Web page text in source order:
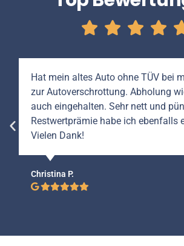
Hat mein altes Auto ohne TÜV bei
zur Autoverschrottung. Abholung
auch eingehalten. Sehr nett und
Restwertprämie habe ich ebenfalls
Vielen Dank!
Christina P.